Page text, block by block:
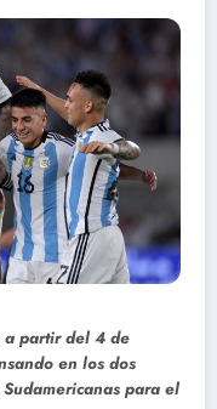
a partir del 4 de
en los dos
para el